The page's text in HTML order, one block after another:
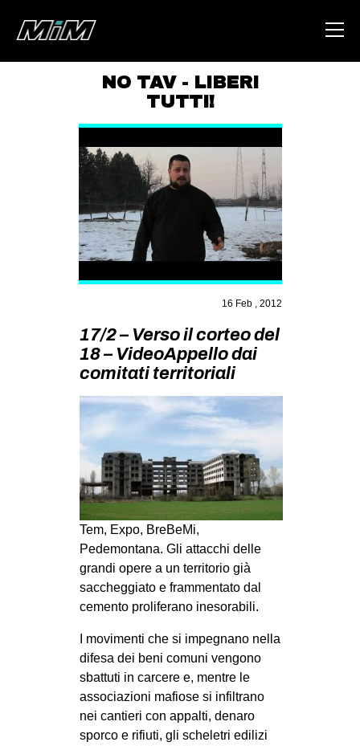
HOME
AREA
DEGENERAZIONE
GAZA FREESTYLE
CSOA LAMBRETTA
MSM
STUDENTI TSUNAMI
ZAM
MILANO
MOBILITAZIONI
SPORT POPOLARE
MOVIMENTI
AMBIENTE
ANTIFASCISMO
DIRITTO ALL’ABITARE
GENERI
PRECARIATO
REPRESSIONE
STUDENTI
CULTURE
NO TAV - LIBERI
TUTTI!
16 Feb , 2012
17/2 – Verso il corteo del
18 – VideoAppello dai
comitati territoriali
Tem, Expo, BreBeMi,
Pedemontana. Gli attacchi delle
grandi opere a un territorio già
saccheggiato e frammentato dal
cemento proliferano inesorabili.
I movimenti che si impegnano nella
difesa dei beni comuni vengono
sbattuti in carcere e, mentre le
associazioni mafiose si infiltrano
nei cantieri con appalti, denaro
sporco e rifiuti, gli scheletri edilizi